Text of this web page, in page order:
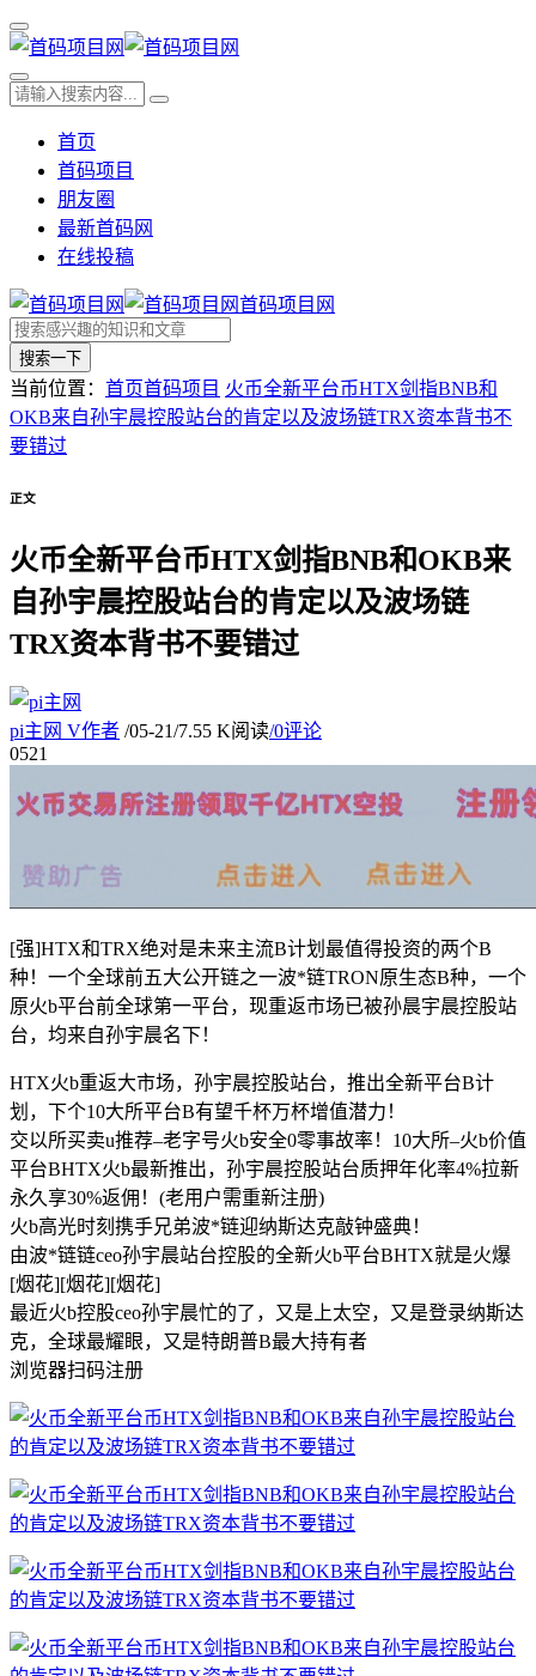
首页
首码项目
朋友圈
最新首码网
在线投稿
首码项目网
搜索一下
当前位置： 首页首码项目 火币全新平台币HTX剑指BNB和
OKB来自孙宇晨控股站台的肯定以及波场链TRX资本背书不
要错过
正文
火币全新平台币HTX剑指BNB和OKB来
自孙宇晨控股站台的肯定以及波场链
TRX资本背书不要错过
pi主网 V作者 /05-21/7.55 K阅读/0评论
0521
[强]HTX和TRX绝对是未来主流B计划最值得投资的两个B
种！一个全球前五大公开链之一波*链TRON原生态B种，一个
原火b平台前全球第一平台，现重返市场已被孙晨宇晨控股站
台，均来自孙宇晨名下！
HTX火b重返大市场，孙宇晨控股站台，推出全新平台B计
划，下个10大所平台B有望千杯万杯增值潜力！
交以所买卖u推荐–老字号火b安全0零事故率！10大所–火b价值
平台BHTX火b最新推出，孙宇晨控股站台质押年化率4%拉新
永久享30%返佣！(老用户需重新注册)
火b高光时刻携手兄弟波*链迎纳斯达克敲钟盛典！
由波*链链ceo孙宇晨站台控股的全新火b平台BHTX就是火爆
[烟花][烟花][烟花]
最近火b控股ceo孙宇晨忙的了，又是上太空，又是登录纳斯达
克，全球最耀眼，又是特朗普B最大持有者
浏览器扫码注册